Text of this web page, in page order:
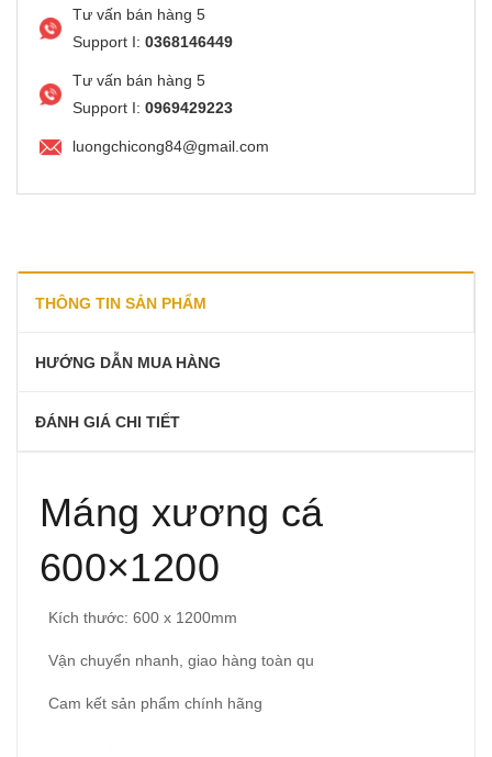
Tư vấn bán hàng 5
Support I: 0368146449
Tư vấn bán hàng 5
Support I: 0969429223
luongchicong84@gmail.com
THÔNG TIN SẢN PHẨM
HƯỚNG DẪN MUA HÀNG
ĐÁNH GIÁ CHI TIẾT
Máng xương cá
600×1200
Kích thước: 600 x 1200mm
Vận chuyển nhanh, giao hàng toàn qu
Cam kết sản phẩm chính hãng